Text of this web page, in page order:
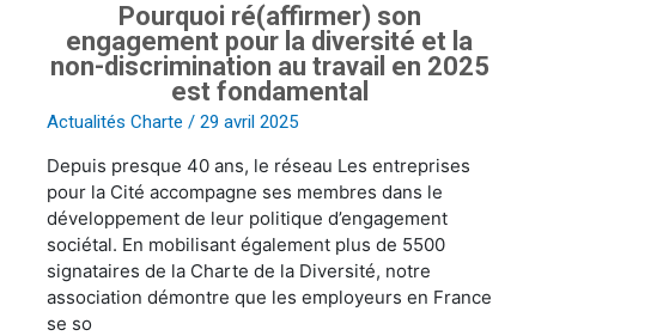
Pourquoi ré(affirmer) son
engagement pour la diversité et la
non-discrimination au travail en 2025
est fondamental
Actualités Charte /29 avril 2025
Depuis presque 40 ans, le réseau Les entreprises
pour la Cité accompagne ses membres dans le
développement de leur politique d’engagement
sociétal. En mobilisant également plus de 5500
signataires de la Charte de la Diversité, notre
association démontre que les employeurs en France
se so
discrimination
travail
2025
fondamental